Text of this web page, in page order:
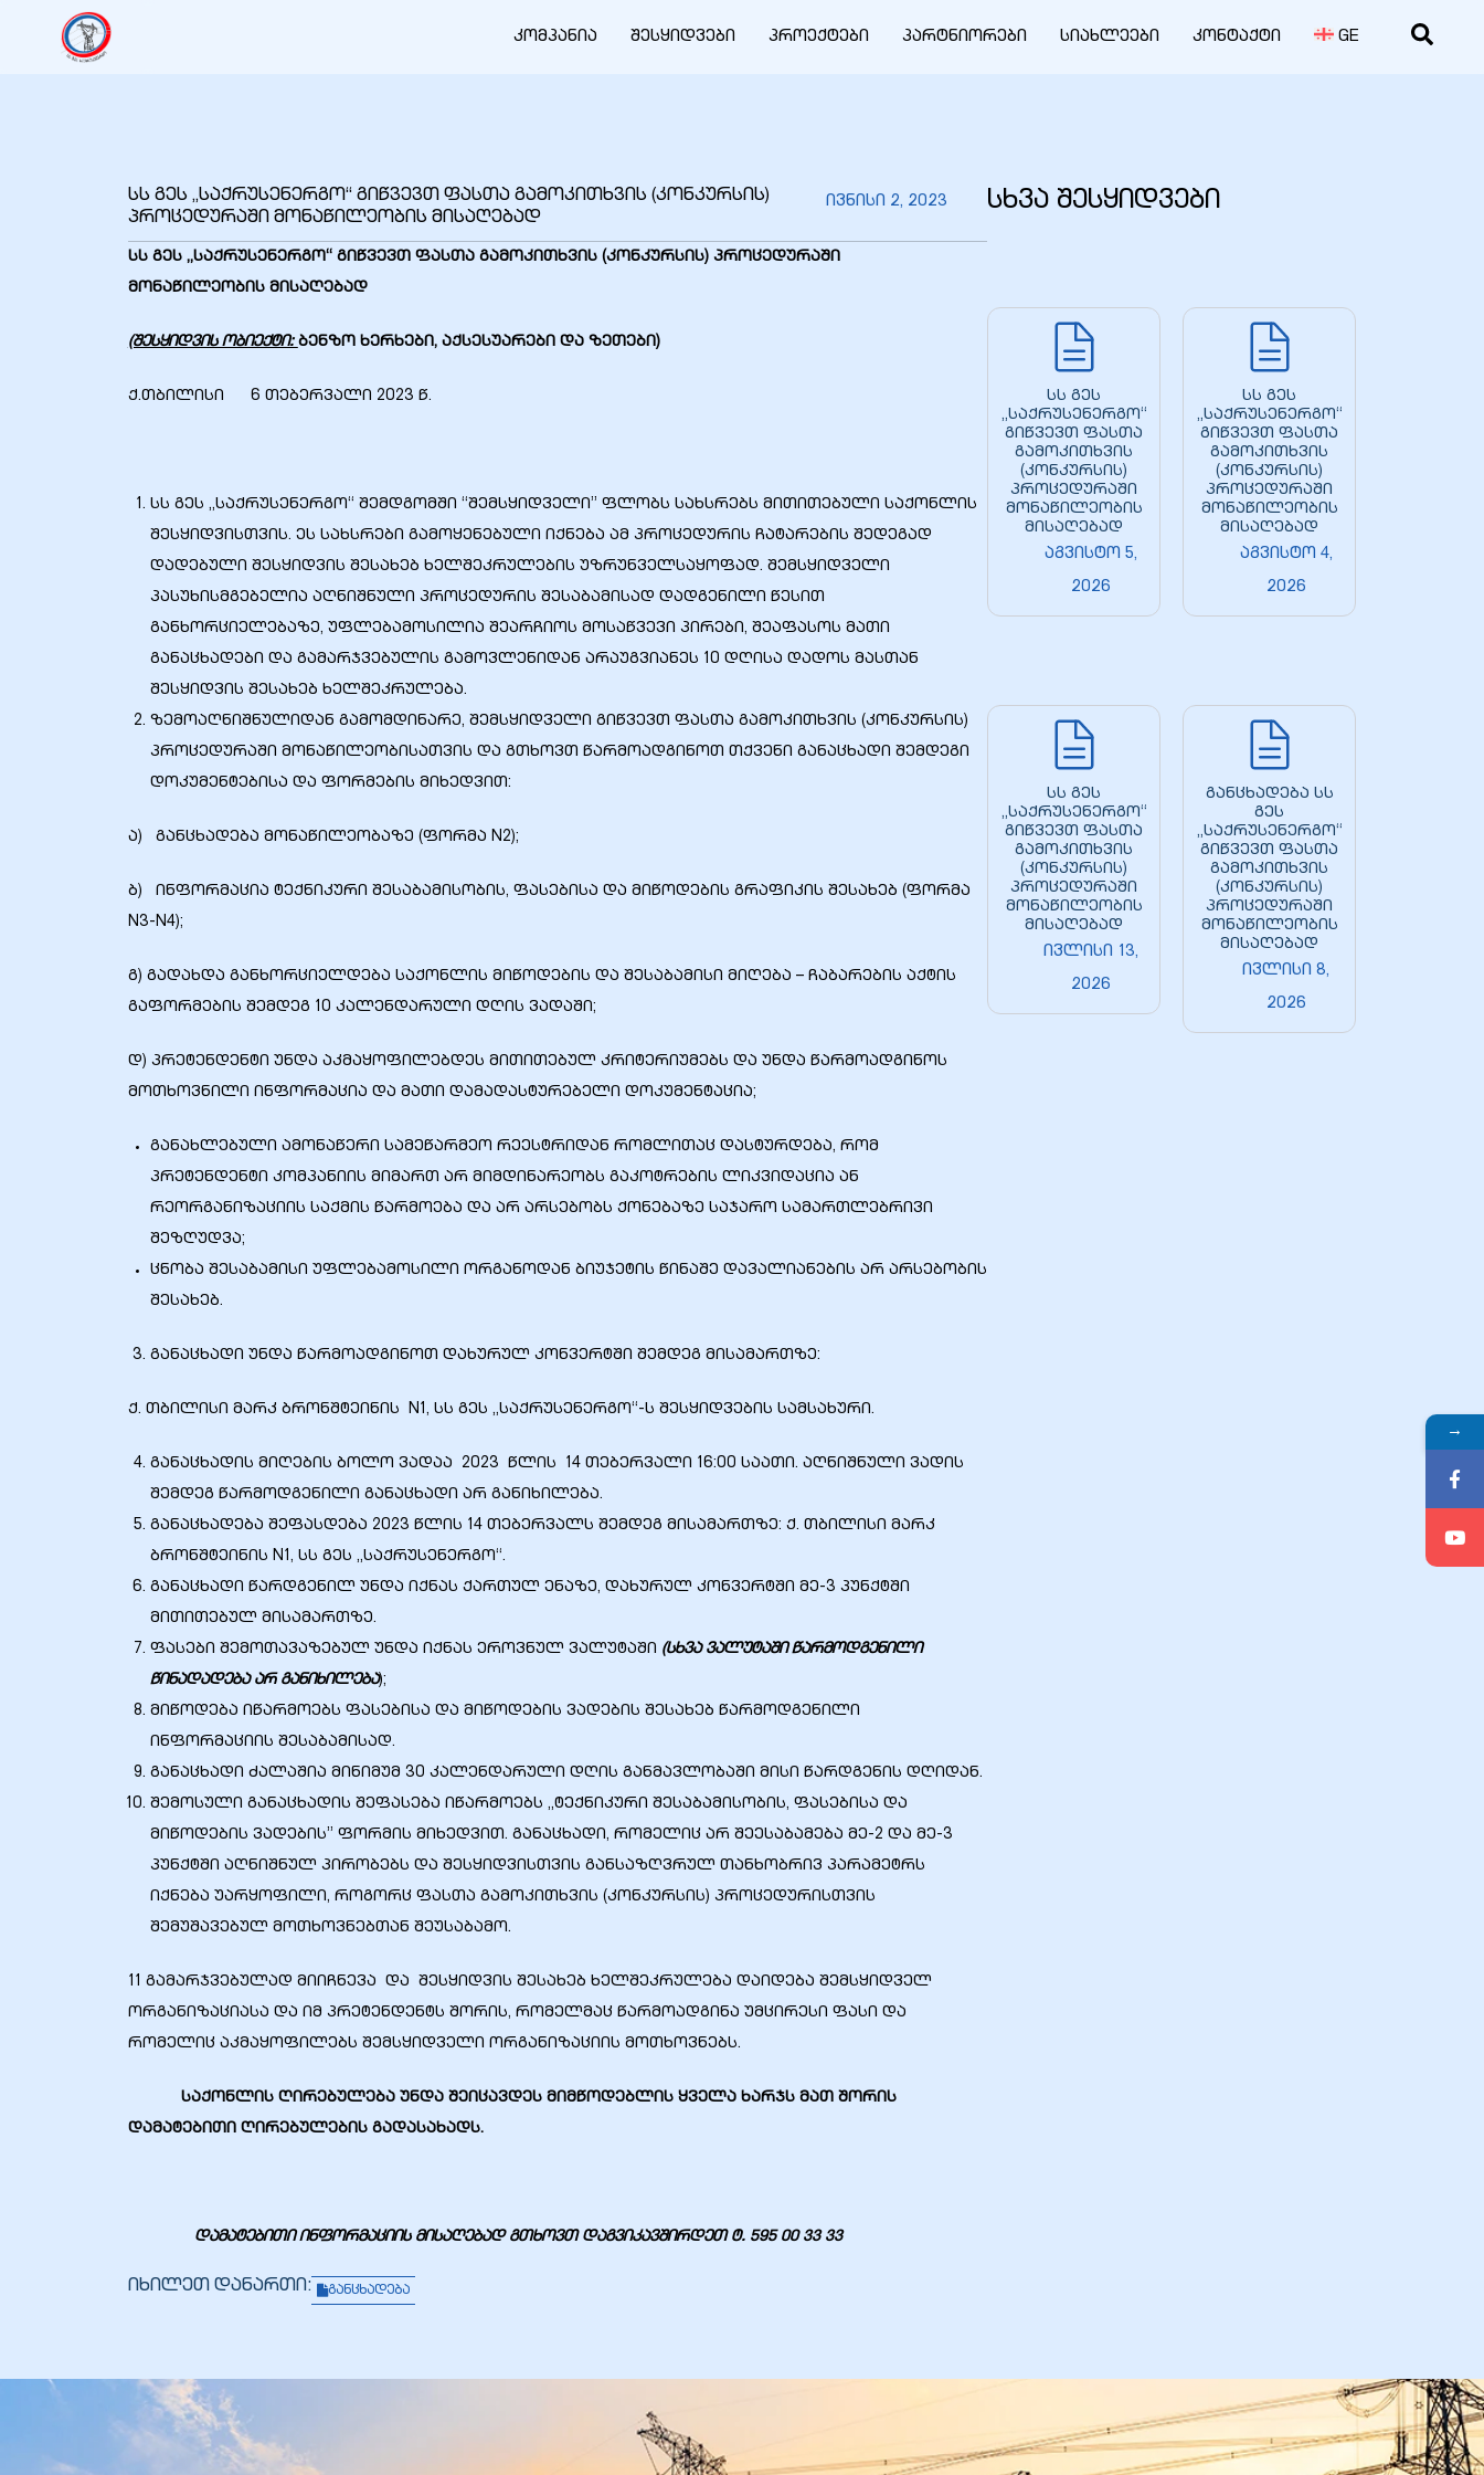
კომპანია შესყიდვები პროექტები პარტნიორები სიახლეები კონტაქტი GE
სს გეს „საქრუსენერგო“ გიწვევთ ფასთა გამოკითხვის (კონკურსის)
პროცედურაში მონაწილეობის მისაღებად
ივნისი 2, 2023
სს გეს „საქრუსენერგო“ გიწვევთ ფასთა გამოკითხვის (კონკურსის) პროცედურაში
მონაწილეობის მისაღებად
(შესყიდვის ობიექტი: ბენზო ხერხები, აქსესუარები და ზეთები)
ქ.თბილისი 6 თებერვალი 2023 წ.
სს გეს „საქრუსენერგო“ შემდგომში “შემსყიდველი” ფლობს სახსრებს მითითებული საქონლის
შესყიდვისთვის. ეს სახსრები გამოყენებული იქნება ამ პროცედურის ჩატარების შედეგად
დადებული შესყიდვის შესახებ ხელშეკრულების უზრუნველსაყოფად. შემსყიდველი
პასუხისმგებელია აღნიშნული პროცედურის შესაბამისად დადგენილი წესით
განხორციელებაზე, უფლებამოსილია შეარჩიოს მოსაწვევი პირები, შეაფასოს მათი
განაცხადები და გამარჯვებულის გამოვლენიდან არაუგვიანეს 10 დღისა დადოს მასთან
შესყიდვის შესახებ ხელშეკრულება.
ზემოაღნიშნულიდან გამომდინარე, შემსყიდველი გიწვევთ ფასთა გამოკითხვის (კონკურსის)
პროცედურაში მონაწილეობისათვის და გთხოვთ წარმოადგინოთ თქვენი განაცხადი შემდეგი
დოკუმენტებისა და ფორმების მიხედვით:
ა) განცხადება მონაწილეობაზე (ფორმა N2);
ბ) ინფორმაცია ტექნიკური შესაბამისობის, ფასებისა და მიწოდების გრაფიკის შესახებ (ფორმა
N3-N4);
გ) გადახდა განხორციელდება საქონლის მიწოდების და შესაბამისი მიღება – ჩაბარების აქტის
გაფორმების შემდეგ 10 კალენდარული დღის ვადაში;
დ) პრეტენდენტი უნდა აკმაყოფილებდეს მითითებულ კრიტერიუმებს და უნდა წარმოადგინოს
მოთხოვნილი ინფორმაცია და მათი დამადასტურებელი დოკუმენტაცია;
განახლებული ამონაწერი სამეწარმეო რეესტრიდან რომლითაც დასტურდება, რომ
პრეტენდენტი კომპანიის მიმართ არ მიმდინარეობს გაკოტრების ლიკვიდაცია ან
რეორგანიზაციის საქმის წარმოება და არ არსებობს ქონებაზე საჯარო სამართლებრივი
შეზღუდვა;
ცნობა შესაბამისი უფლებამოსილი ორგანოდან ბიუჯეტის წინაშე დავალიანების არ არსებობის
შესახებ.
განაცხადი უნდა წარმოადგინოთ დახურულ კონვერტში შემდეგ მისამართზე:
ქ. თბილისი მარკ ბრონშტეინის N1, სს გეს „საქრუსენერგო“-ს შესყიდვების სამსახური.
განაცხადის მიღების ბოლო ვადაა 2023 წლის 14 თებერვალი 16:00 საათი. აღნიშნული ვადის
შემდეგ წარმოდგენილი განაცხადი არ განიხილება.
განაცხადება შეფასდება 2023 წლის 14 თებერვალს შემდეგ მისამართზე: ქ. თბილისი მარკ
ბრონშტეინის N1, სს გეს „საქრუსენერგო“.
განაცხადი წარდგენილ უნდა იქნას ქართულ ენაზე, დახურულ კონვერტში მე-3 პუნქტში
მითითებულ მისამართზე.
ფასები შემოთავაზებულ უნდა იქნას ეროვნულ ვალუტაში (სხვა ვალუტაში წარმოდგენილი
წინადადება არ განიხილება);
მიწოდება იწარმოებს ფასებისა და მიწოდების ვადების შესახებ წარმოდგენილი
ინფორმაციის შესაბამისად.
განაცხადი ძალაშია მინიმუმ 30 კალენდარული დღის განმავლობაში მისი წარდგენის დღიდან.
შემოსული განაცხადის შეფასება იწარმოებს „ტექნიკური შესაბამისობის, ფასებისა და
მიწოდების ვადების” ფორმის მიხედვით. განაცხადი, რომელიც არ შეესაბამება მე-2 და მე-3
პუნქტში აღნიშნულ პირობებს და შესყიდვისთვის განსაზღვრულ თანხობრივ პარამეტრს
იქნება უარყოფილი, როგორც ფასთა გამოკითხვის (კონკურსის) პროცედურისთვის
შემუშავებულ მოთხოვნებთან შეუსაბამო.
11 გამარჯვებულად მიიჩნევა და შესყიდვის შესახებ ხელშეკრულება დაიდება შემსყიდველ
ორგანიზაციასა და იმ პრეტენდენტს შორის, რომელმაც წარმოადგინა უმცირესი ფასი და
რომელიც აკმაყოფილებს შემსყიდველი ორგანიზაციის მოთხოვნებს.
საქონლის ღირებულება უნდა შეიცავდეს მიმწოდებლის ყველა ხარჯს მათ შორის
დამატებითი ღირებულების გადასახადს.
დამატებითი ინფორმაციის მისაღებად გთხოვთ დაგვიკავშირდეთ ტ. 595 00 33 33
იხილეთ დანართი: განცხადება
სხვა შესყიდვები
სს გეს
„საქრუსენერგო“
გიწვევთ ფასთა
გამოკითხვის
(კონკურსის)
პროცედურაში
მონაწილეობის
მისაღებად
აგვისტო 5,
2026
სს გეს
„საქრუსენერგო“
გიწვევთ ფასთა
გამოკითხვის
(კონკურსის)
პროცედურაში
მონაწილეობის
მისაღებად
აგვისტო 4,
2026
სს გეს
„საქრუსენერგო“
გიწვევთ ფასთა
გამოკითხვის
(კონკურსის)
პროცედურაში
მონაწილეობის
მისაღებად
ივლისი 13,
2026
განცხადება სს
გეს
„საქრუსენერგო“
გიწვევთ ფასთა
გამოკითხვის
(კონკურსის)
პროცედურაში
მონაწილეობის
მისაღებად
ივლისი 8,
2026
→